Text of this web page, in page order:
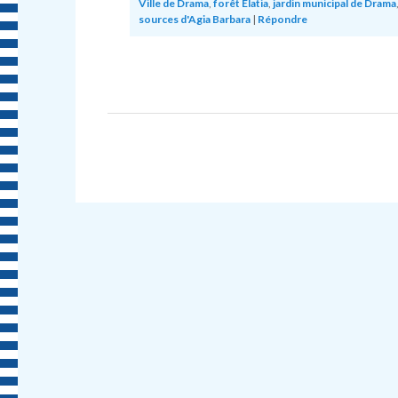
Ville de Drama, forêt Elatia, jardin municipal de Drama,
sources d'Agia Barbara | Répondre